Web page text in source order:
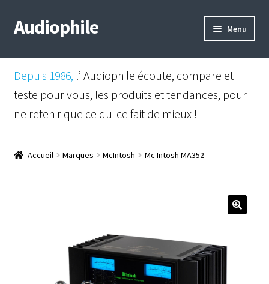
Aller
à
Aller
au
Audiophile Menu
Mail
Shop
Instagram
Facebook
Depuis 1986, l’ Audiophile écoute, compare et
teste pour vous, les produits et tendances, pour
ne retenir que ce qui ce fait de mieux !
Accueil Marques McIntosh Mc Intosh MA352